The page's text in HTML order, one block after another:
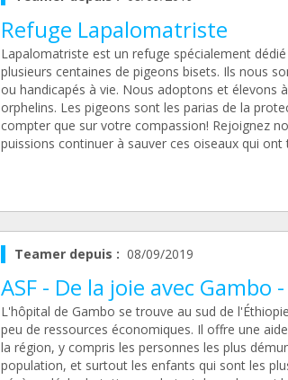
Refuge Lapalomatriste
Lapalomatriste est un refuge spécialement
plusieurs centaines de pigeons bisets. Ils nous
ou handicapés à vie. Nous adoptons et élevons
orphelins. Les pigeons sont les parias de la
compter que sur votre compassion! Rejoignez
puissions continuer à sauver ces oiseaux qui
Teamer depuis : 08/09/2019
ASF - De la joie avec Gambo
L'hôpital de Gambo se trouve au sud de
peu de ressources économiques. Il offre une
la région, y compris les personnes les plus
population, et surtout les enfants qui sont les